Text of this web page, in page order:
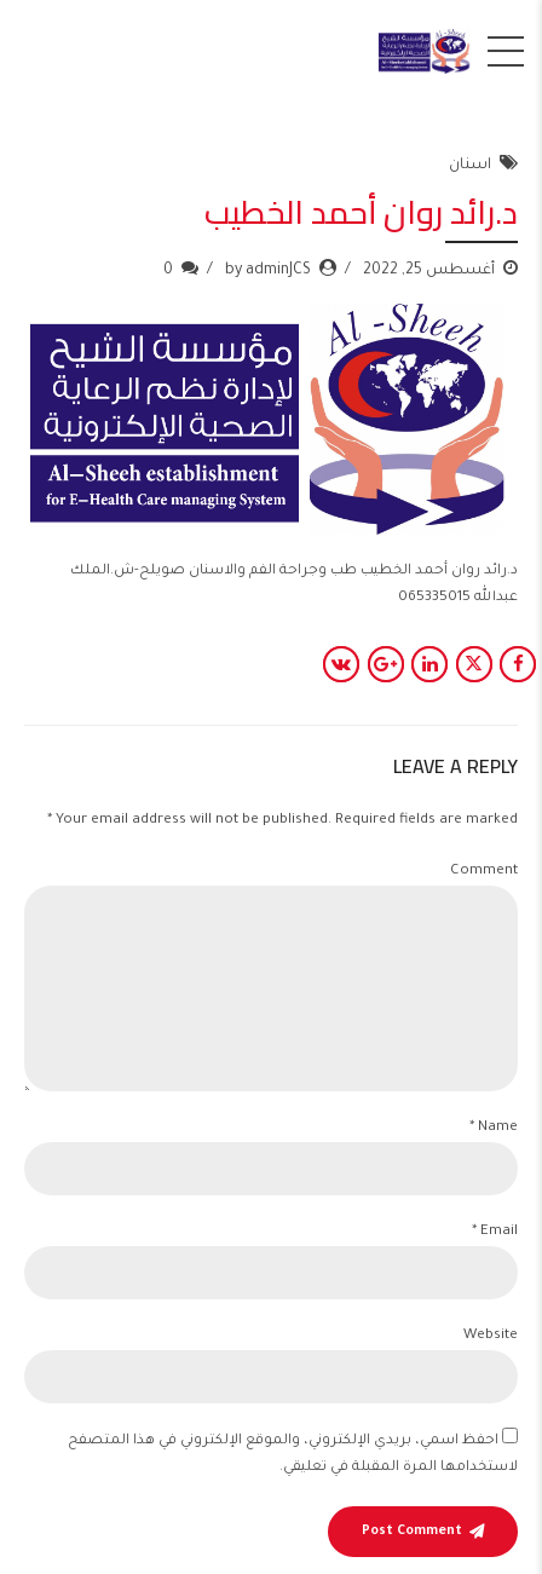
اسنان
د.رائد روان أحمد الخطيب
أغسطس 25, 2022 by adminJCS
0
د.رائد روان أحمد الخطيب طب وجراحة الفم والاسنان صويلح-ش.الملك
عبدالله 065335015
LEAVE A REPLY
Your email address will not be published. Required fields are marked *
Comment
Name *
Email *
Website
احفظ اسمي، بريدي الإلكتروني، والموقع الإلكتروني في هذا المتصفح
لاستخدامها المرة المقبلة في تعليقي.
Post Comment